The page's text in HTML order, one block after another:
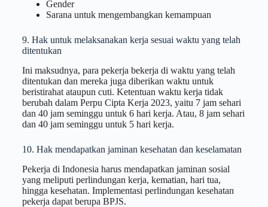
Gender
Sarana untuk mengembangkan kemampuan
9. Hak untuk melaksanakan kerja sesuai waktu yang telah
ditentukan
Ini maksudnya, para pekerja bekerja di waktu yang telah
ditentukan dan mereka juga diberikan waktu untuk
beristirahat ataupun cuti. Ketentuan waktu kerja tidak
berubah dalam Perpu Cipta Kerja 2023, yaitu 7 jam sehari
dan 40 jam seminggu untuk 6 hari kerja. Atau, 8 jam sehari
dan 40 jam seminggu untuk 5 hari kerja.
10. Hak mendapatkan jaminan kesehatan dan keselamatan
Pekerja di Indonesia harus mendapatkan jaminan sosial
yang meliputi perlindungan kerja, kematian, hari tua,
hingga kesehatan. Implementasi perlindungan kesehatan
pekerja dapat berupa BPJS.